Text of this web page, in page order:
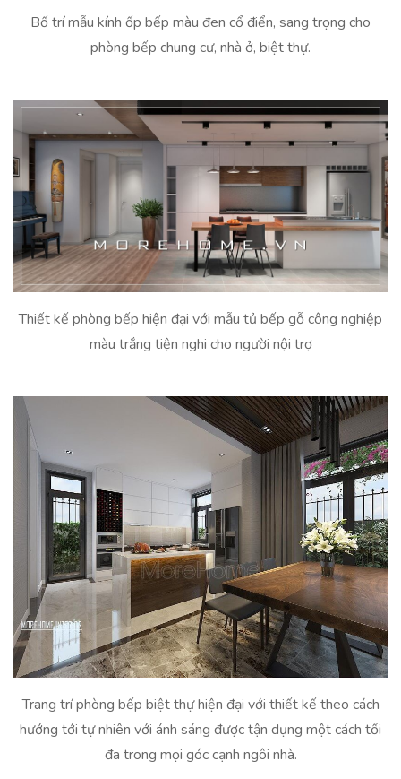
Bố trí mẫu kính ốp bếp màu đen cổ điển, sang trọng cho
phòng bếp chung cư, nhà ở, biệt thự.
Thiết kế phòng bếp hiện đại với mẫu tủ bếp gỗ công nghiệp
màu trắng tiện nghi cho người nội trợ
Trang trí phòng bếp biệt thự hiện đại với thiết kế theo cách
hướng tới tự nhiên với ánh sáng được tận dụng một cách tối
đa trong mọi góc cạnh ngôi nhà.